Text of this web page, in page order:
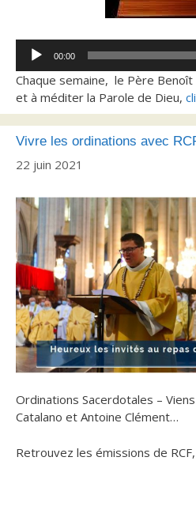
Lecteur
audio
00:00
Chaque semaine, le Père
et à méditer la Parole de Dieu,
Vivre les ordinations avec
22 juin 2021
Ordinations Sacerdotales –
Catalano et Antoine Clément…
Retrouvez les émissions de